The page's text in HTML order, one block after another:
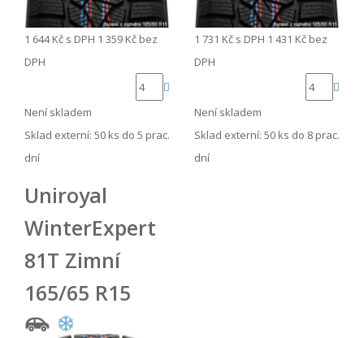
1 644 Kč s DPH 1 359 Kč bez
DPH
Není skladem
Sklad externí: 50 ks do 5 prac.
dní
1 731 Kč s DPH 1 431 Kč bez
DPH
Není skladem
Sklad externí: 50 ks do 8 prac.
dní
Uniroyal
WinterExpert
81T Zimní
165/65 R15